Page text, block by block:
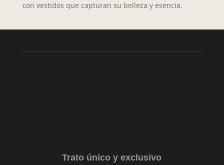
con vestidos que capturan su belleza y esencia.
Trato único y exclusivo